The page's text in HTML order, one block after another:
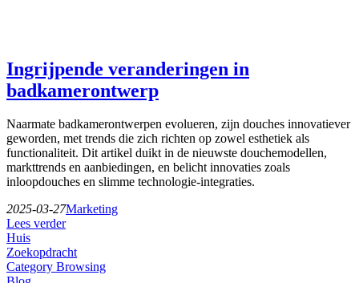
Ingrijpende veranderingen in
badkamerontwerp
Naarmate badkamerontwerpen evolueren, zijn douches innovatiever
geworden, met trends die zich richten op zowel esthetiek als
functionaliteit. Dit artikel duikt in de nieuwste douchemodellen,
markttrends en aanbiedingen, en belicht innovaties zoals
inloopdouches en slimme technologie-integraties.
2025-03-27Marketing
Lees verder
Huis
Zoekopdracht
Category Browsing